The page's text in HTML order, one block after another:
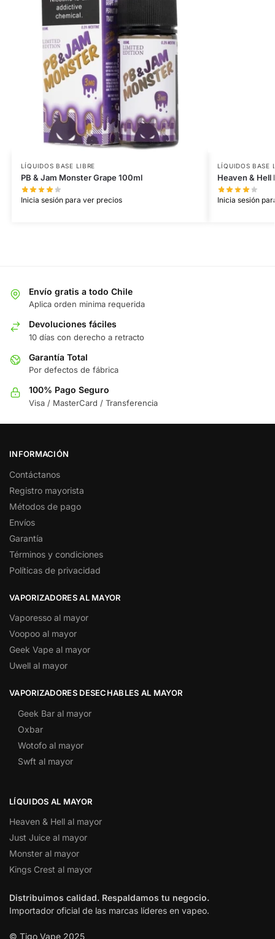
LÍQUIDOS BASE LIBRE
PB & Jam Monster Grape 100ml
Inicia sesión para ver precios
LÍQUIDOS BASE
Heaven & Hell
Inicia sesión
Envío gratis a todo Chile
Aplica orden minima requerida
Devoluciones fáciles
10 días con derecho a retracto
Garantía Total
Por defectos de fábrica
100% Pago Seguro
Visa / MasterCard / Transferencia
INFORMACIÓN
Contáctanos
Registro mayorista
Métodos de pago
Envíos
Garantía
Términos y condiciones
Políticas de privacidad
VAPORIZADORES AL MAYOR
Vaporesso al mayor
Voopoo al mayor
Geek Vape al mayor
Uwell al mayor
VAPORIZADORES DESECHABLES AL MAYOR
Geek Bar al mayor
Oxbar
Wotofo al mayor
Swft al mayor
LÍQUIDOS AL MAYOR
Heaven & Hell al mayor
Just Juice al mayor
Monster al mayor
Kings Crest al mayor
Distribuimos calidad. Respaldamos tu negocio.
Importador oficial de las marcas líderes en vapeo.
© Tigo Vape 2025